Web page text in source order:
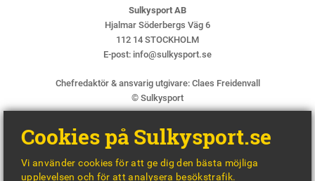
Sulkysport AB
Hjalmar Söderbergs Väg 6
112 14 STOCKHOLM
E-post: info@sulkysport.se
Chefredaktör & ansvarig utgivare: Claes Freidenvall
© Sulkysport
Cookies på Sulkysport.se
Vi använder cookies för att ge dig den bästa möjliga
upplevelsen och för att analysera besökstrafik.